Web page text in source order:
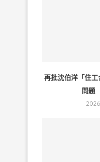
再批沈伯洋「住
問題